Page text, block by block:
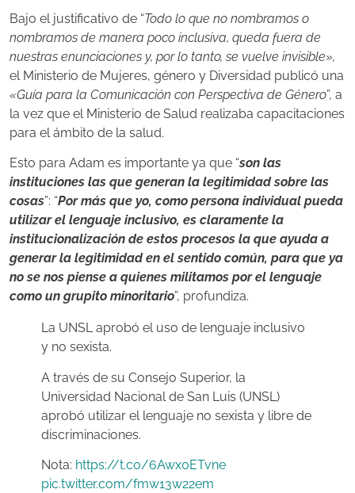
Bajo el justificativo de “Todo lo que no nombramos o
nombramos de manera poco inclusiva, queda fuera de
nuestras enunciaciones y, por lo tanto, se vuelve invisible»,
el Ministerio de Mujeres, género y Diversidad publicó una
«Guía para la Comunicación con Perspectiva de Género”, a
la vez que el Ministerio de Salud realizaba capacitaciones
para el ámbito de la salud.
Esto para Adam es importante ya que “son las
instituciones las que generan la legitimidad sobre las
cosas”: “Por más que yo, como persona individual pueda
utilizar el lenguaje inclusivo, es claramente la
institucionalización de estos procesos la que ayuda a
generar la legitimidad en el sentido común, para que ya
no se nos piense a quienes militamos por el lenguaje
como un grupito minoritario”, profundiza.
La UNSL aprobó el uso de lenguaje inclusivo
y no sexista.
A través de su Consejo Superior, la
Universidad Nacional de San Luis (UNSL)
aprobó utilizar el lenguaje no sexista y libre de
discriminaciones.
Nota: https://t.co/6Awx0ETvne
pic.twitter.com/fmw13w22em